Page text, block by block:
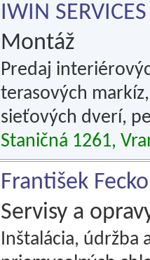
IWIN
Montáž
Predaj
terasových
sieťových dverí,
Staničná 1261,
František Fecko
Servisy a
Inštalácia, údržba